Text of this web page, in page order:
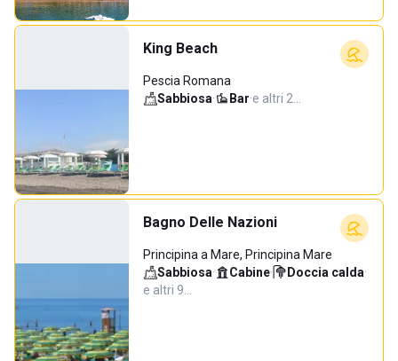
King Beach
Pescia Romana
Sabbiosa· Bar·e altri 2…
Bagno Delle Nazioni
Principina a Mare, Principina Mare
Sabbiosa· Cabine· Doccia calda·
e altri 9…